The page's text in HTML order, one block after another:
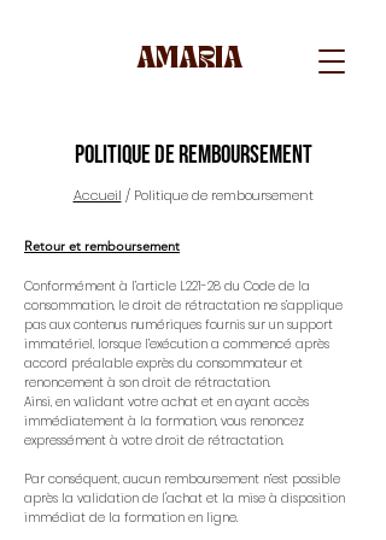
AMARIA
Politique de REMBOURSEMENT
Accueil / Politique de remboursement
Retour et remboursement
Conformément à l’article L221-28 du Code de la
consommation, le droit de rétractation ne s’applique
pas aux contenus numériques fournis sur un support
immatériel, lorsque l’exécution a commencé après
accord préalable exprès du consommateur et
renoncement à son droit de rétractation.
Ainsi, en validant votre achat et en ayant accès
immédiatement à la formation, vous renoncez
expressément à votre droit de rétractation.
Par conséquent, aucun remboursement n’est possible
après la validation de l'achat et la mise à disposition
immédiat de la formation en ligne.